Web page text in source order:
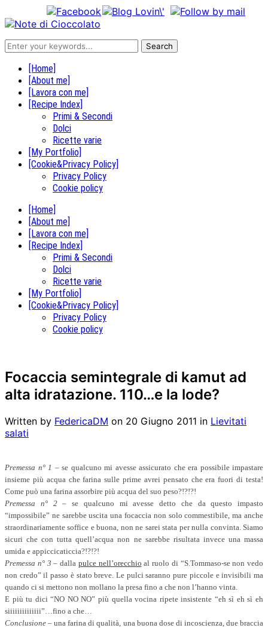
[Home]
[About me]
[Lavora con me]
[Recipe Index]
Primi & Secondi
Dolci
Ricette varie
[My Portfolio]
[Cookie&Privacy Policy]
Privacy Policy
Cookie policy
[Home]
[About me]
[Lavora con me]
[Recipe Index]
Primi & Secondi
Dolci
Ricette varie
[My Portfolio]
[Cookie&Privacy Policy]
Privacy Policy
Cookie policy
Focaccia semintegrale di kamut ad
alta idratazione. 110…e la lode?
Written by FedericaDM on 20 Giugno 2011 in Lievitati
salati
Premessa n° 1 – se qualcuno mi avesse assicurato che era possibile impastare
insieme più acqua che farina sulle prime avrei pensato che era fuori di testa!
Come può una farina assorbire più acqua del suo peso?!?!?!
Premessa n° 2– se qualcuno mi avesse detto che da questo impasto
“impossibile” ne sarebbe uscita una focaccia non solo commestibile, ma anche
straordinariamente soffice e buona, non ne sarei stata per nulla convinta. Siamo
sicuri che con tutta quell’acqua non ne sarebbe risultata invece una massa
umida e appiccicaticcia?!?!?!
Premessa n° 3 – dalla pulce nell’orecchio al ruolo di “S.Tommaso-se non vedo
non credo” il passo è stato breve. Le pulci saranno pure piccole e invisibili ma
quando ci si mettono non mollano la presa fino a che non l’hanno vinta.
E più tu dici “NO NO NO” più quella vocina ripete insistente “eh sì eh sì eh
siiiiiiiiiiiiii”…fino a che…
Conclusione– una farina di qualità, una buona dose di incoscienza, due braccia